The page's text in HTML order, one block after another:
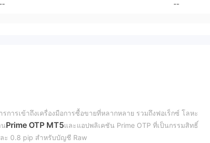
--
--
การเข้าถึงเครื่องมือการซื้อขายที่หลากหลาย รวมถึงฟอเร็กซ์ โลหะ
Prime OTP MT5และแอปพลิเคชัน Prime OTP ที่เป็นกรรมสิทธิ์
ะ 0.8 pip สำหรับบัญชี Raw